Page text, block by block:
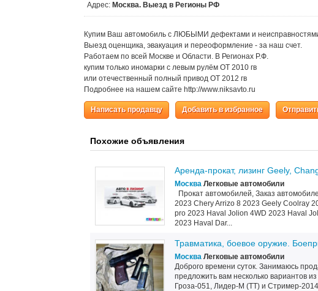
Адрес: Москва. Выезд в Регионы РФ
Купим Ваш автомобиль с ЛЮБЫМИ дефектами и
Выезд оценщика, эвакуация и переоформление - за наш счет.
Работаем по всей Москве и Области. В Регионах Р.Ф.
купим только иномарки с левым рулём ОТ 2010 гв
или отечественный полный привод ОТ 2012 гв
Подробнее на нашем сайте http://www.niksavto.ru
Написать продавцу Добавить в избранное
Похожие объявления
Аренда-прокат, лизинг Geely,
Москва Легковые автомобили
Прокат автомобилей, Заказ
2023 Chery Arrizo 8 2023 Geely Coolray
pro 2023 Haval Jolion 4WD 2023 Haval
2023 Haval Dar...
Травматика, боевое оружие.
Москва Легковые автомобили
Доброго времени суток. Занимаюсь
предложить вам несколько вариантов
Гроза-051, Лидер-М (ТТ) и Стример-